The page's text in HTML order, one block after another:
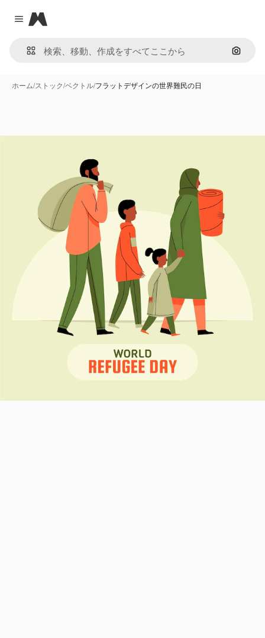
Close menu
Magnific
画像で
ホーム/ストック/ベクトル/フラットデザインの世界難民の日